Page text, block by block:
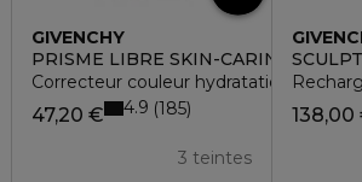
GIVENCHY
PRISME LIBRE SKIN-CARING
Correcteur couleur hydratation 24h
47,20 €
3 teintes
4.9 185 138,00